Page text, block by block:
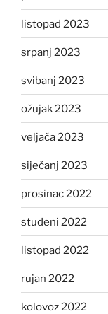
listopad 2023
srpanj 2023
svibanj 2023
ožujak 2023
veljača 2023
siječanj 2023
prosinac 2022
studeni 2022
listopad 2022
rujan 2022
kolovoz 2022